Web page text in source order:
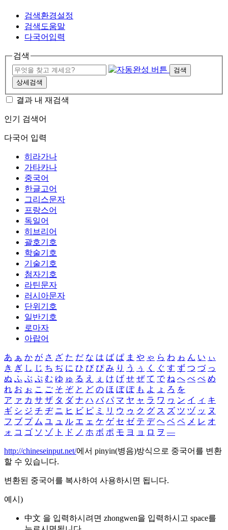
검색환경설정
검색도움말
다국어입력
검색
검색
상세검색
결과 내 재검색
인기 검색어
다국어 입력
히라가나
가타카나
중국어
한글고어
그리스문자
프랑스어
독일어
히브리어
괄호기호
학술기호
기술기호
첨자기호
라틴문자
러시아문자
단위기호
일반기호
로마자
아랍어
あ ぁ か が さ ざ た だ な は ば ぱ ま や ゃ ら わ ゎ ん い ぃ
き ぎ し じ ち ぢ に ひ び ぴ み り う ぅ く ぐ す ず つ づ っ
ぬ ふ ぶ ぷ む ゆ ゅ る え ぇ け げ せ ぜ て で ね へ べ ぺ め
れ お ぉ こ ご そ ぞ と ど の ほ ぼ ぽ も よ ょ ろ を
ア ァ カ サ ザ タ ダ ナ ハ バ パ マ ヤ ャ ラ ワ ヮ ン イ ィ キ
ギ シ ジ チ ヂ ニ ヒ ビ ピ ミ リ ウ ゥ ク グ ス ズ ツ ヅ ッ ヌ
フ ブ プ ム ユ ュ ル エ ェ ケ ゲ セ ゼ テ デ ヘ ベ ペ メ レ オ
ォ コ ゴ ソ ゾ ト ド ノ ホ ボ ポ モ ヨ ョ ロ ヲ ―
http://chineseinput.net/에서 pinyin(병음)방식으로 중국어를 변환
할 수 있습니다.
변환된 중국어를 복사하여 사용하시면 됩니다.
예시)
中文 을 입력하시려면 zhongwen을 입력하시고 space를